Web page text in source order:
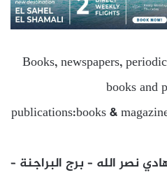
Books, newspapers,
books and
publications:books &
نصر الله – برج البراجنة –